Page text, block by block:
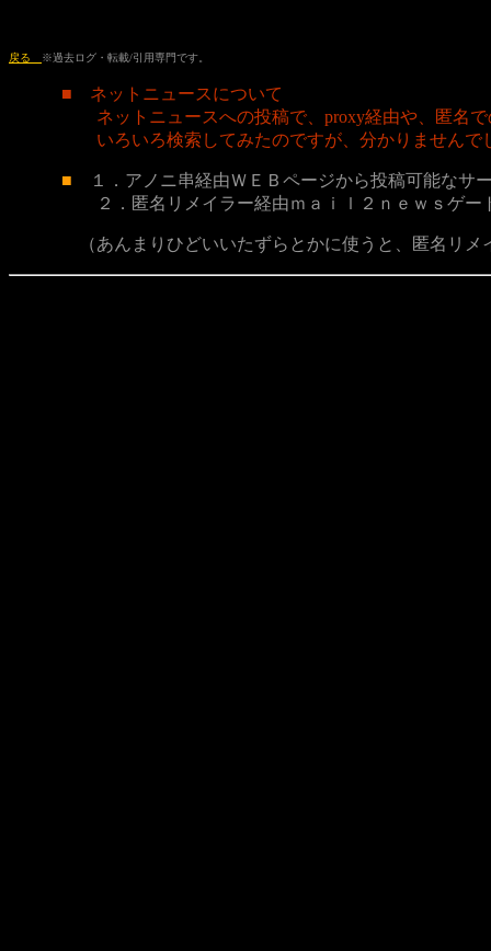
戻る ※過去ログ・転載/引用専門です。
■ ネットニュースについて
ネットニュースへの投稿で、proxy経由や、匿名での
いろいろ検索してみたのですが、分かりませんでし
■ １．アノニ串経由ＷＥＢページから投稿可能なサ
２．匿名リメイラー経由ｍａｉｌ２ｎｅｗｓゲート
（あんまりひどいいたずらとかに使うと、匿名リメイ